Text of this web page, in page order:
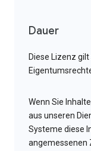
Dauer
Diese Lizenz
Wenn Sie
aus unseren
Systeme diese
angemessenen